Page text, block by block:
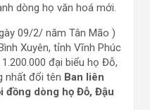
dòng họ văn hoá mới.
09/2/ năm Tân Mão )
Xuyên, tỉnh Vĩnh Phúc
đại biểu họ Đỗ,
nhất đổi tên Ban liên
đồng dòng họ Đỗ, Đậu